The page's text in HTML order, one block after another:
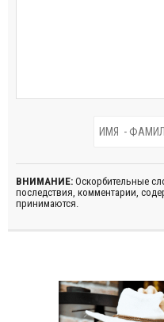
ВНИМАНИЕ: Оскорбительные
последствия, комментарии,
принимаются.